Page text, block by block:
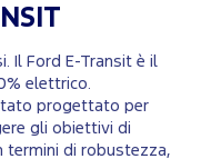
Il Ford E-Transit è il
elettrico.
progettato per
gli obiettivi di
termini di robustezza,